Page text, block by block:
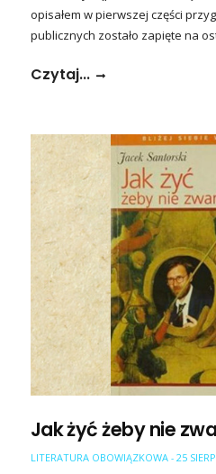
opisałem w pierwszej części
publicznych zostało zapięte na
Czytaj...
Jak żyć żeby nie
LITERATURA OBOWIĄZKOWA - 25